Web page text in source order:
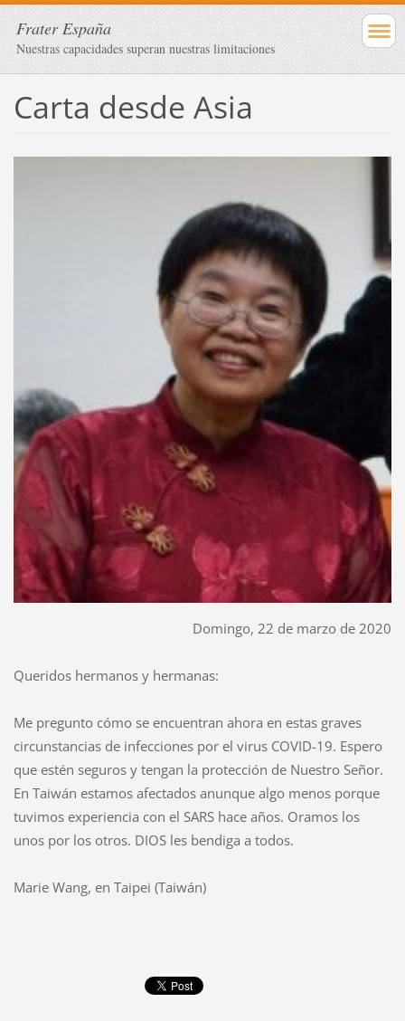
Frater España
Nuestras capacidades superan nuestras limitaciones
Carta desde Asia
Domingo, 22 de marzo de 2020
Queridos hermanos y hermanas:
Me pregunto cómo se encuentran ahora en estas graves
circunstancias de infecciones por el virus COVID-19. Espero
que estén seguros y tengan la protección de Nuestro Señor.
En Taiwán estamos afectados anunque algo menos porque
tuvimosexperiencia con el SARS hace años. Oramos los
unos por los otros. DIOS les bendiga a todos.
Marie Wang, en Taipei (Taiwán)